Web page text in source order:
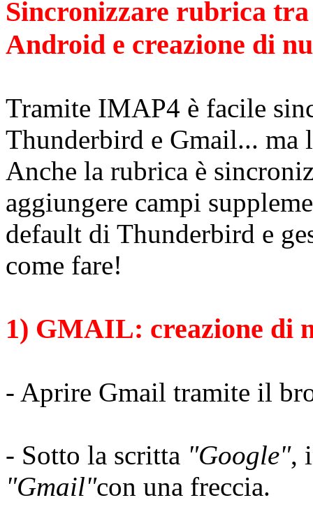
Sincronizzare rubrica
Android e creazione di
Tramite IMAP4 è facile
Thunderbird e Gmail... ma
Anche la rubrica è
aggiungere campi
default di Thunderbird e
come fare!
1) GMAIL: creazione di
- Aprire Gmail tramite il
- Sotto la scritta "Google",
"Gmail"con una freccia.